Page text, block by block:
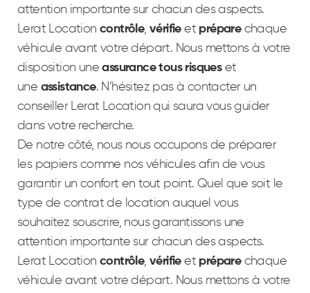
attention importante sur chacun des aspects.
Lerat Location contrôle,vérifieet préparechaque
véhicule avant votre départ. Nous mettons à votre
disposition uneassurance tous risqueset
une assistance. N’hésitez pas à contacter un
conseiller Lerat Location qui saura vous guider
dans votre recherche.
De notre côté, nous nous occupons de préparer
les papiers comme nos véhicules afin de vous
garantir un confort en tout point. Quel que soit le
type de contrat de location auquel vous
souhaitez souscrire, nous garantissons une
attention importante sur chacun des aspects.
Lerat Location contrôle,vérifieet préparechaque
véhicule avant votre départ. Nous mettons à votre